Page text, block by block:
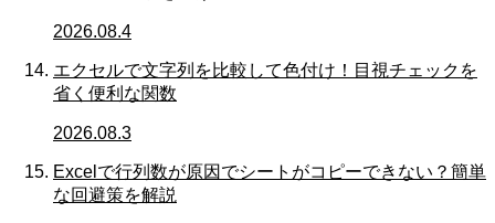
2026.08.4
エクセルで文字列を比較して色付け！目視チェックを
省く便利な関数
2026.08.3
Excelで行列数が原因でシートがコピーできない？簡単
な回避策を解説